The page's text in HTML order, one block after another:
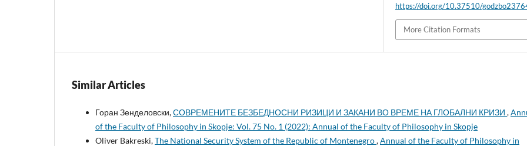
https://doi.org/10.37510/
More Citation Formats
Similar Articles
Горан Зенделовски,СОВРЕМЕНИТЕ БЕЗБЕДНОСНИ РИЗИЦИ И ЗАКАНИ ВО ВРЕМЕ НА ГЛОБАЛНИ КРИЗИ ,
of the Faculty of Philosophy in Skopje: Vol. 75 No. 1 (2022): Annual of the Faculty of Philosophy in Skopje
Oliver Bakreski,The National Security System of the Republic of Montenegro,Annual of the Faculty of Philosophy in